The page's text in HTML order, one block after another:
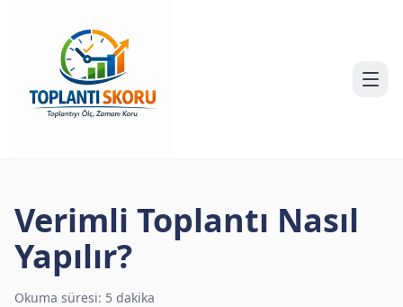
Verimli Toplantı Nasıl
Yapılır?
Okuma süresi: 5 dakika